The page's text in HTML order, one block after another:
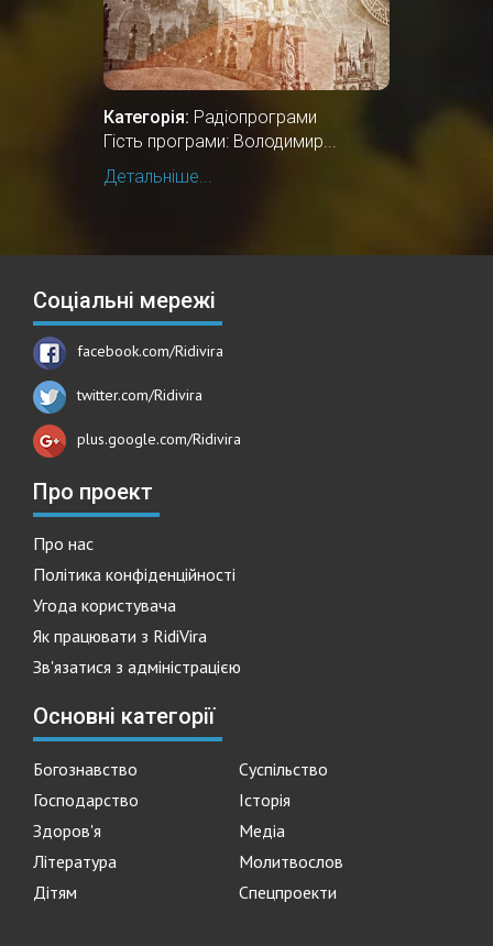
Категорія: Радіопрограми
Гість програми: Володимир...
Детальніше...
Соціальні мережі
facebook.com/Ridivira
twitter.com/Ridivira
plus.google.com/Ridivira
Про проект
Про нас
Політика конфіденційності
Угода користувача
Як працювати з RidiVira
Зв'язатися з адміністрацією
Основні категорії
Богознавство
Суспільство
Господарство
Історія
Здоров'я
Медіа
Література
Молитвослов
Дітям
Спецпроекти